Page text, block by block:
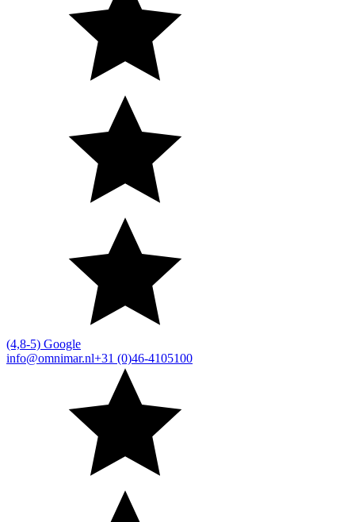
(4,8-5) Google
info@omnimar.nl+31 (0)46-4105100